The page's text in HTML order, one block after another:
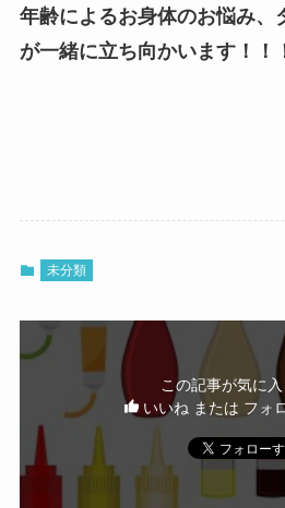
年齢によるお身体のお悩み、
が一緒に立ち向かいます！！
未分類
この記事が気に
いいね または フォ